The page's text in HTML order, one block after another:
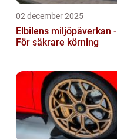
02 december 2025
Elbilens miljöpåverkan -
För säkrare körning